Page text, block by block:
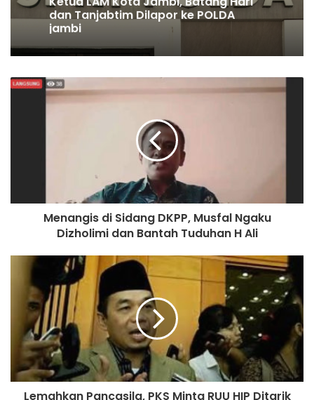
penganiayaan hingga mengakibatkan korbanya terluka.
Dari keterangan polisi, perbuatan yang dilakukan pelaku itu
mengalami gangguan kejiwaan yang membuat polisi tetap
“Pelaku tidak ada mengalami gangguan kejiwaan. Yang
jelas perbuatan pelaku ini meresahkan juga dan warga
merasa terganggu, dan untuk korban kini masih di Rumah
Sakit untuk dilakukan perawatan,” terang Dian.***
Ferdi Almunanda
dan Tanjabtim Dilapor ke POLDA
jambi
Menangis di Sidang DKPP, Musfal Ngaku
Dizholimi dan Bantah Tuduhan H Ali
Lemahkan Pancasila, PKS Minta RUU HIP Ditarik